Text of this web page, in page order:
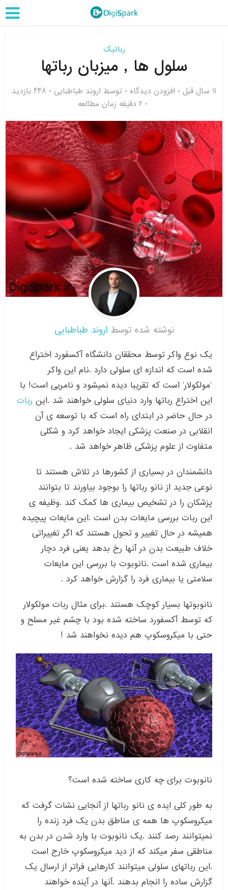
رباتیک
سلول ها , میزبان رباتها
11 سال قبل افزودن دیدگاه توسط اروند طباطبایی
448 بازدید
2 دقیقه زمان مطالعه
نوشته شده توسط اروند طباطبایی
یک نوع واکر توسط محققان دانشگاه آکسفورد اختراع
شده است که اندازه ای سلولی دارد .نام این واکر
‘مولکولار’ است که تقریبا دیده نمیشود و نامریی است! با
این اختراع رباتها وارد دنیای سلولی خواهند شد .این ربات
در حال حاضر در ابتدای راه است که با توسعه ی آن
انقلابی در صنعت پزشکی ایجاد خواهد کرد و شکلی
متفاوت از علوم پزشکی ظاهر خواهد شد .
دانشمندان در بسیاری از کشورها در تلاش هستند تا
نوعی جدید از نانو رباتها را بوجود بیاورند تا بتوانند
پزشکان را در تشخیص بیماری ها کمک کند .وظیفه ی
این ربات بررسی مایعات بدن است .این مایعات پیچیده
همیشه در حال تغییر و تحول هستند که اگر تغییراتی
خلاف طبیعت بدن در آنها رخ بدهد یعنی فرد دچار
بیماری شده است .نانوبوت با بررسی این مایعات
سلامتی یا بیماری فرد را گزارش خواهد کرد .
نانوبوتها بسیار کوچک هستند .برای مثال ربات مولکولار
که توسط آکسفورد ساخته شده بود با چشم غیر مسلح و
حتی با میکروسکوپ هم دیده نخواهند شد !
نانوبوت برای چه کاری ساخته شده است؟
به طور کلی ایده ی نانو رباتها از آنجایی نشات گرفت که
میکروسکوپ ها همه ی مناطق بدن یک فرد زنده را
نمیتوانند رصد کنند .یک نانوبوت با وارد شدن در بدن به
مناطقی سفر میکند که از دید میکروسکوپ خارج است
.این رباتهای سلولی میتوانند کارهایی فراتر از ارسال یک
گزارش ساده را انجام بدهند .آنها در آینده خواهند